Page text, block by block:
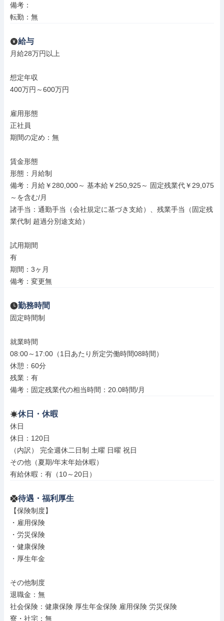
備考：
転勤：無
給与
月給28万円以上
想定年収
400万円～600万円
雇用形態
正社員
期間の定め：無
賃金形態
形態：月給制
備考：月給￥280,000～ 基本給￥250,925～ 固定残業代￥29,075
～を含む/月
諸手当：通勤手当（会社規定に基づき支給）、残業手当（固定残
業代制 超過分別途支給）
試用期間
有
期間：3ヶ月
備考：変更無
勤務時間
固定時間制
就業時間
08:00～17:00（1日あたり所定労働時間08時間）
休憩：60分
残業：有
備考：固定残業代の相当時間：20.0時間/月
休日・休暇
休日
休日：120日
（内訳） 完全週休二日制 土曜 日曜 祝日
その他（夏期/年末年始休暇）
有給休暇：有（10～20日）
待遇・福利厚生
【保険制度】
・雇用保険
・労災保険
・健康保険
・厚生年金
その他制度
退職金：無
社会保険：健康保険 厚生年金保険 雇用保険 労災保険
寮・社宅：無